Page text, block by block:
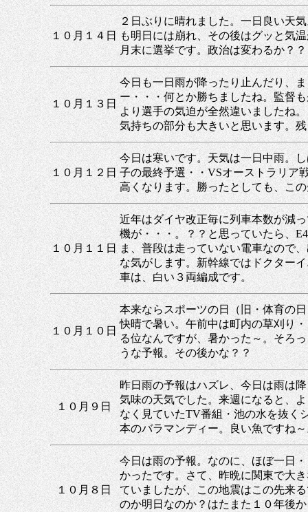
１０月１４日
２日ぶりに晴れました。一日良い天
も明日には崩れ、その後はグッと気
月末に選挙です。政治は変わるか？？
１０月１３日
今日も一日雨が降ったり止んだり、
ー・・・何とか勝ちましたね。監督
より選手の気迫が全然違いましたね
気持ちの部分も大きいと思います。
１０月１２日
今日は寒いです。天気は一日中雨。
子の最終予選・・VSオーストラリア
高くなります。勝ったとしても、こ
１０月１１日
近年はダイヤ改正毎に列車本数が減
機が・・・。？？と思っていたら、
ま、普段は走っていない電車なので
な気がします。新幹線ではドクター
車は、白い３両編成です。
１０月１０日
本来ならスポーツの日（旧・体育の
快晴で暑い。午前中は町内の草刈り
る位なんですが、暑かった～。そろ
うな予報。その後かな？？
１０月９日
昨日雨の予報はハズレ、今日は雨は
気味の天気でした。来週になると、
なく見ていたTV番組・池の水を抜く
本のバラマンディー。良い魚ですね
１０月８日
今日は雨の予報。なのに、ほぼ一日
かったです。さて、昨晩に関東で大
ていましたが、この地震はこの先来
のか明日なのか？はたまた１０年後